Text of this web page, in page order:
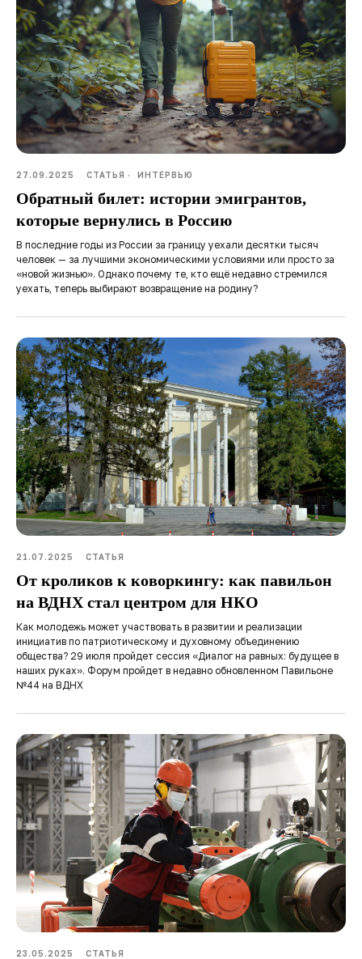
27.09.2025 СТАТЬЯ ИНТЕРВЬЮ
Обратный билет: истории эмигрантов,
которые вернулись в Россию
В последние годы из России за границу уехали десятки тысяч
человек — за лучшими экономическими условиями или просто за
«новой жизнью». Однако почему те, кто ещё недавно стремился
уехать, теперь выбирают возвращение на родину?
21.07.2025 СТАТЬЯ
От кроликов к коворкингу: как павильон
на ВДНХ стал центром для НКО
Как молодежь может участвовать в развитии и реализации
инициатив по патриотическому и духовному объединению
общества? 29 июля пройдет сессия «Диалог на равных: будущее в
наших руках». Форум пройдет в недавно обновленном Павильоне
№44 на ВДНХ
23.05.2025 СТАТЬЯ